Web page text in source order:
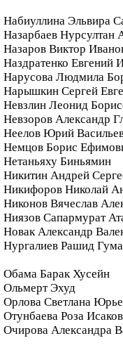
Набиуллина Эльвира
Назарбаев Нурсултан
Назаров Виктор
Наздратенко Евгений
Нарусова Людмила
Нарышкин Сергей
Невзлин Леонид
Невзоров Александр
Неелов Юрий
Немцов Борис
Нетаньяху Биньямин
Никитин Андрей
Никифоров Николай
Никонов Вячеслав
Ниязов Сапармурат
Новак Александр
Нургалиев Рашид
Обама Барак Хусейн
Ольмерт Эхуд
Орлова Светлана
Отунбаева Роза
Очирова Александра